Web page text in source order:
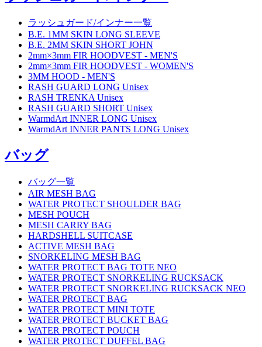
ラッシュガード/インナー一覧
B.E. 1MM SKIN LONG SLEEVE
B.E. 2MM SKIN SHORT JOHN
2mm×3mm FIR HOODVEST - MEN'S
2mm×3mm FIR HOODVEST - WOMEN'S
3MM HOOD - MEN'S
RASH GUARD LONG Unisex
RASH TRENKA Unisex
RASH GUARD SHORT Unisex
WarmdArt INNER LONG Unisex
WarmdArt INNER PANTS LONG Unisex
バッグ
バッグ一覧
AIR MESH BAG
WATER PROTECT SHOULDER BAG
MESH POUCH
MESH CARRY BAG
HARDSHELL SUITCASE
ACTIVE MESH BAG
SNORKELING MESH BAG
WATER PROTECT BAG TOTE NEO
WATER PROTECT SNORKELING RUCKSACK
WATER PROTECT SNORKELING RUCKSACK NEO
WATER PROTECT BAG
WATER PROTECT MINI TOTE
WATER PROTECT BUCKET BAG
WATER PROTECT POUCH
WATER PROTECT DUFFEL BAG